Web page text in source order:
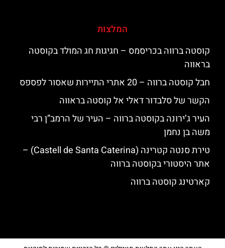
המלצות
קוסטה ברווה בכריסמס – חגיגות חג המולד בקוסטה
בראווה
חבל קוסטה ברווה – 20 אתרי התיירות שאסור לפספס
הקשר של סלבדור דאלי אל קוסטה בראווה
העיר ג’ירונה בקוסטה ברווה – העיר של הרמב”ן רבי
משה בן נחמן
טירת סנטה קטרינה (Castell de Santa Caterina) –
אתר היסטורי בקוסטה ברווה
קארטינג קוסטה ברווה